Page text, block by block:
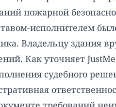
пожарной
исполнителем
Владельцу здания
Как уточняет
судебного